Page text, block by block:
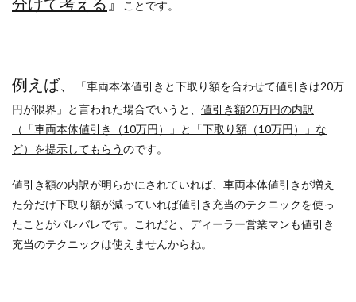
ことです。
例えば、
「車両本体値引きと下取り額を合わせて値引きは20万
円が限界」と言われた場合でいうと、 値引き額20万円の内訳
（「車両本体値引き（10万円）」と「下取り額（10万円）」な
ど）を提示してもらうのです。
値引き額の内訳が明らかにされていれば、車両本体値引きが増え
た分だけ下取り額が減っていれば値引き充当のテクニックを使っ
たことがバレバレです。これだと、ディーラー営業マンも値引き
充当のテクニックは使えませんからね。